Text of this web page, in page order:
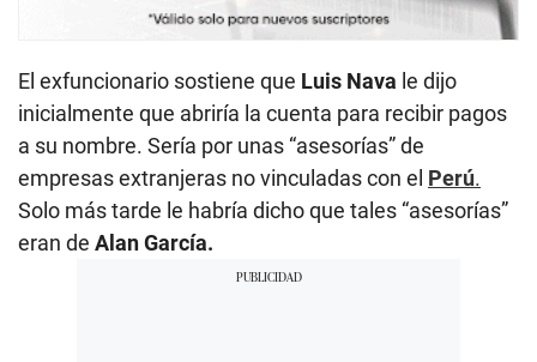
El exfuncionario sostiene que Luis Nava le dijo
inicialmente que abriría la cuenta para recibir pagos
a su nombre. Sería por unas “asesorías” de
empresas extranjeras no vinculadas con el Perú.
Solo más tarde le habría dicho que tales “asesorías”
eran de Alan García.